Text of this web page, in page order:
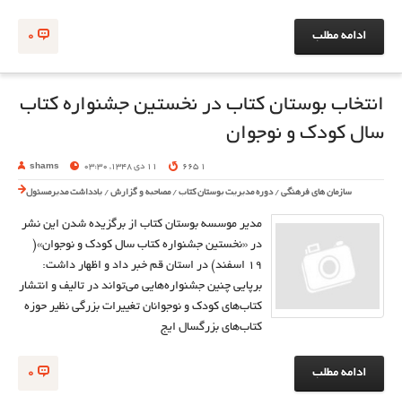
0 ادامه مطلب
انتخاب بوستان كتاب در نخستين جشنواره كتاب
سال كودك و نوجوان
shams 11 دی 1348, 03:30 1 665
سازمان های فرهنگی /دوره مدیریت بوستان کتاب /مصاحبه و گزارش / یادداشت مدیرمسئول
مدير موسسه بوستان كتاب از برگزيده شدن اين نشر
در «نخستين جشنواره كتاب سال كودك و نوجوان»(
19 اسفند) در استان قم خبر داد و اظهار داشت:
برپايي چنين جشنواره‌هايي مي‌تواند در تاليف و انتشار
كتاب‌هاي كودك و نوجوانان تغييرات بزرگي نظير حوزه
كتاب‌هاي بزرگسال ايج
0 ادامه مطلب